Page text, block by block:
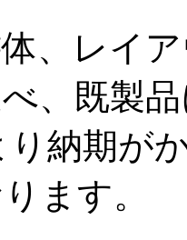
、レイ
、既製
り納期が
ます。